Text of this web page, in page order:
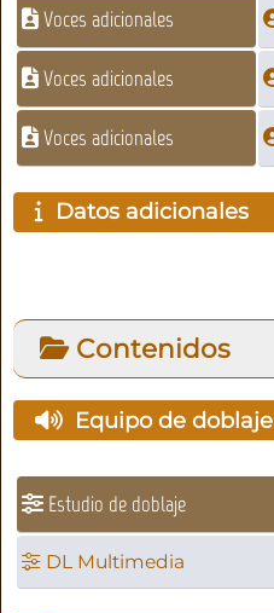
Voces adicionales
Voces adicionales
Voces adicionales
Datos adicionales
Contenidos
Equipo de doblaje
Estudio de doblaje
DL Multimedia